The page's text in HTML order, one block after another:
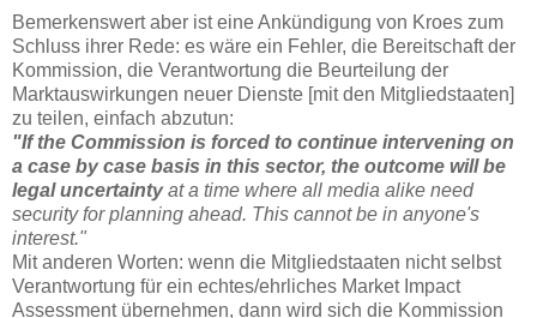
Bemerkenswert aber ist eine Ankündigung von Kroes zum
Schluss ihrer Rede: es wäre ein Fehler, die Bereitschaft der
Kommission, die Verantwortung die Beurteilung der
Marktauswirkungen neuer Dienste [mit den Mitgliedstaaten]
zu teilen, einfach abzutun:
"If the Commission is forced to continue intervening on
a case by case basis in this sector, the outcome will be
legal uncertaintyat a time where all media alike need
security for planning ahead. This cannot be in anyone's
interest."
Mit anderen Worten: wenn die Mitgliedstaaten nicht selbst
Verantwortung für ein echtes/ehrliches Market Impact
Assessment übernehmen, dann wird sich die Kommission